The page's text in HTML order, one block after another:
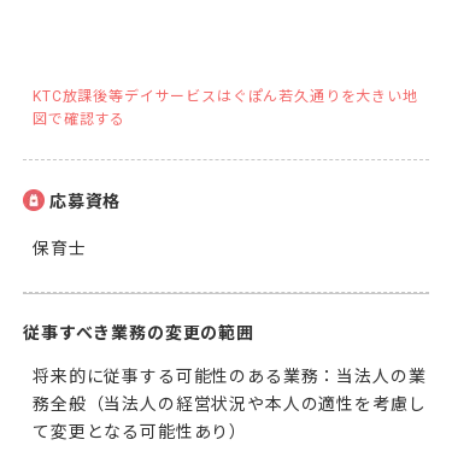
KTC放課後等デイサービスはぐぽん若久通りを大きい地
図で確認する
応募資格
保育士
従事すべき業務の変更の範囲
将来的に従事する可能性のある業務：当法人の業
務全般（当法人の経営状況や本人の適性を考慮し
て変更となる可能性あり）